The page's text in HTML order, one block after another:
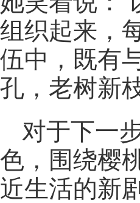
组织起来，
伍中，既有
孔，老树新
对于下一
色，围绕樱
近生活的新